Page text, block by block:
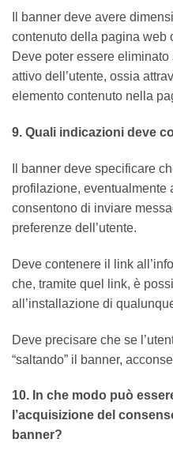
Il banner deve avere
contenuto della pagina web
Deve poter essere
attivo dell’utente, ossia
elemento contenuto nella
9. Quali indicazioni deve
Il banner deve specificare
profilazione, eventualmente
consentono di inviare
preferenze dell’utente.
Deve contenere il link
che, tramite quel link, è
all’installazione di
Deve precisare che se
“saltando” il banner,
10. In che modo può
l’acquisizione del
banner?